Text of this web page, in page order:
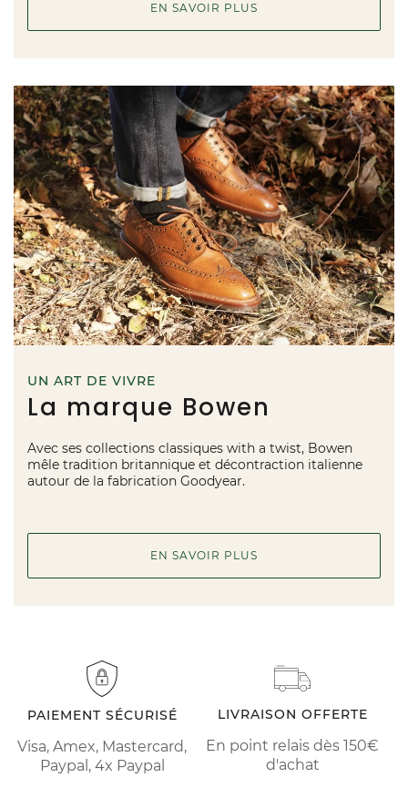
EN SAVOIR PLUS
UN ART DE VIVRE
La marque Bowen
Avec ses collections classiques with a twist, Bowen
mêle tradition britannique et décontraction italienne
autour de la fabrication Goodyear.
EN SAVOIR PLUS
PAIEMENT SÉCURISÉ
Visa, Amex, Mastercard,
Paypal, 4x Paypal
LIVRAISON OFFERTE
En point relais dès 150€
d'achat